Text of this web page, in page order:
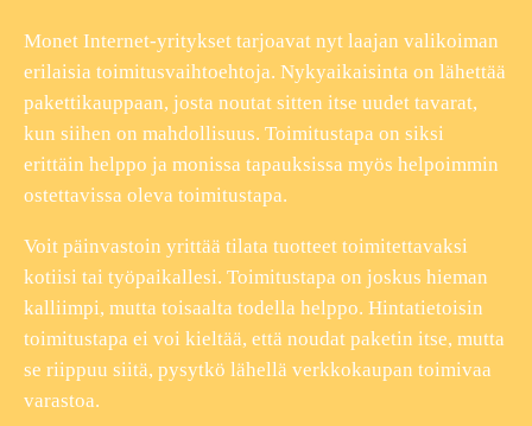
Monet Internet-yritykset tarjoavat nyt laajan valikoiman
erilaisia toimitusvaihtoehtoja. Nykyaikaisinta on lähettää
pakettikauppaan, josta noutat sitten itse uudet tavarat,
kun siihen on mahdollisuus. Toimitustapa on siksi
erittäin helppo ja monissa tapauksissa myös helpoimmin
ostettavissa oleva toimitustapa.
Voit päinvastoin yrittää tilata tuotteet toimitettavaksi
kotiisi tai työpaikallesi. Toimitustapa on joskus hieman
kalliimpi, mutta toisaalta todella helppo. Hintatietoisin
toimitustapa ei voi kieltää, että noudat paketin itse, mutta
se riippuu siitä, pysytkö lähellä verkkokaupan toimivaa
varastoa.